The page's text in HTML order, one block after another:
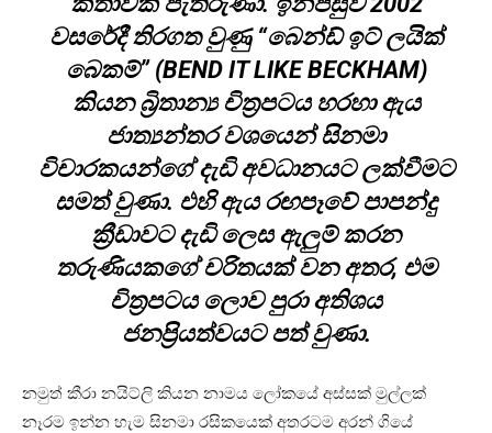
වසරේදී තිරගත වුණු “බෙන්ඩ් ඉට් ලයික්
බෙකම්” (BEND IT LIKE BECKHAM)
කියන බ්‍රිතාන්‍ය චිත්‍රපටය හරහා ඇය
ජාත්‍යන්තර වශයෙන් සිනමා
විචාරකයන්ගේ දැඩි අවධානයට ලක්වීමට
සමත් වුණා. එහි ඇය රඟපෑවේ පාපන්දු
ක්‍රීඩාවට දැඩි ලෙස ඇලුම් කරන
තරුණියකගේ චරිතයක් වන අතර, එම
චිත්‍රපටය ලොව පුරා අතිශය
ජනප්‍රියත්වයට පත් වුණා.
නමුත් කීරා නයිට්ලි කියන නාමය ලෝකයේ අස්සක් මුල්ලක්
නෑරම ඉන්න හැම සිනමා රසිකයෙක් අතරටම අරන් ගියේ